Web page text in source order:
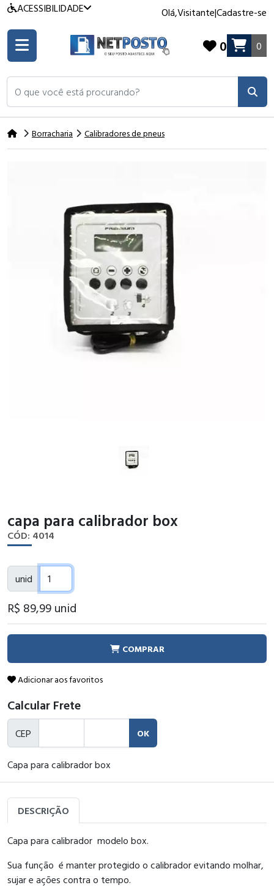
ACESSIBILIDADE Olá,Visitante|Cadastre-se
O que você está procurando?
0 0
Borracharia Calibradores de pneus
capa para calibrador box
CÓD: 4014
unid
R$ 89,99 unid
COMPRAR
Adicionar aos favoritos
Calcular Frete
CEP OK
Capa para calibrador box
DESCRIÇÃO
Capa para calibrador modelo box.
Sua função é manter protegido o calibrador evitando molhar,
sujar e ações contra o tempo.